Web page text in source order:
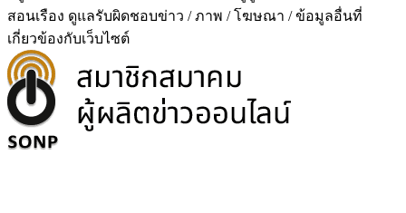
สอนเรือง ดูแลรับผิดชอบข่าว / ภาพ / โฆษณา / ข้อมูลอื่นที่
เกี่ยวข้องกับเว็บไซต์